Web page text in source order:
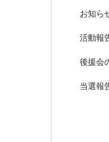
お知ら
活動報
後援会
当選報